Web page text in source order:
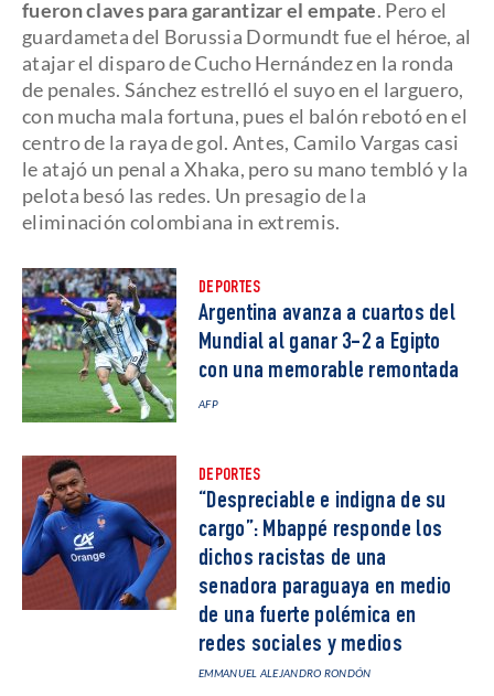
fueron claves para garantizar el empate. Pero el
guardameta del Borussia Dormundt fue el héroe, al
atajar el disparo de Cucho Hernández en la ronda
de penales. Sánchez estrelló el suyo en el larguero,
con mucha mala fortuna, pues el balón rebotó en el
centro de la raya de gol. Antes, Camilo Vargas casi
le atajó un penal a Xhaka, pero su mano tembló y la
pelota besó las redes. Un presagio de la
eliminación colombiana in extremis.
DEPORTES
Argentina avanza a cuartos del
Mundial al ganar 3-2 a Egipto
con una memorable remontada
AFP
DEPORTES
“Despreciable e indigna de su
cargo”: Mbappé responde los
dichos racistas de una
senadora paraguaya en medio
de una fuerte polémica en
redes sociales y medios
EMMANUEL ALEJANDRO RONDÓN